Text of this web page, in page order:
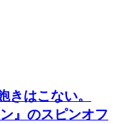
きはこない。
』のスピンオフ